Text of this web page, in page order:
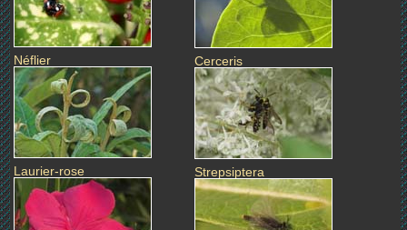
Néflier
Laurier-rose
Cerceris
Strepsiptera